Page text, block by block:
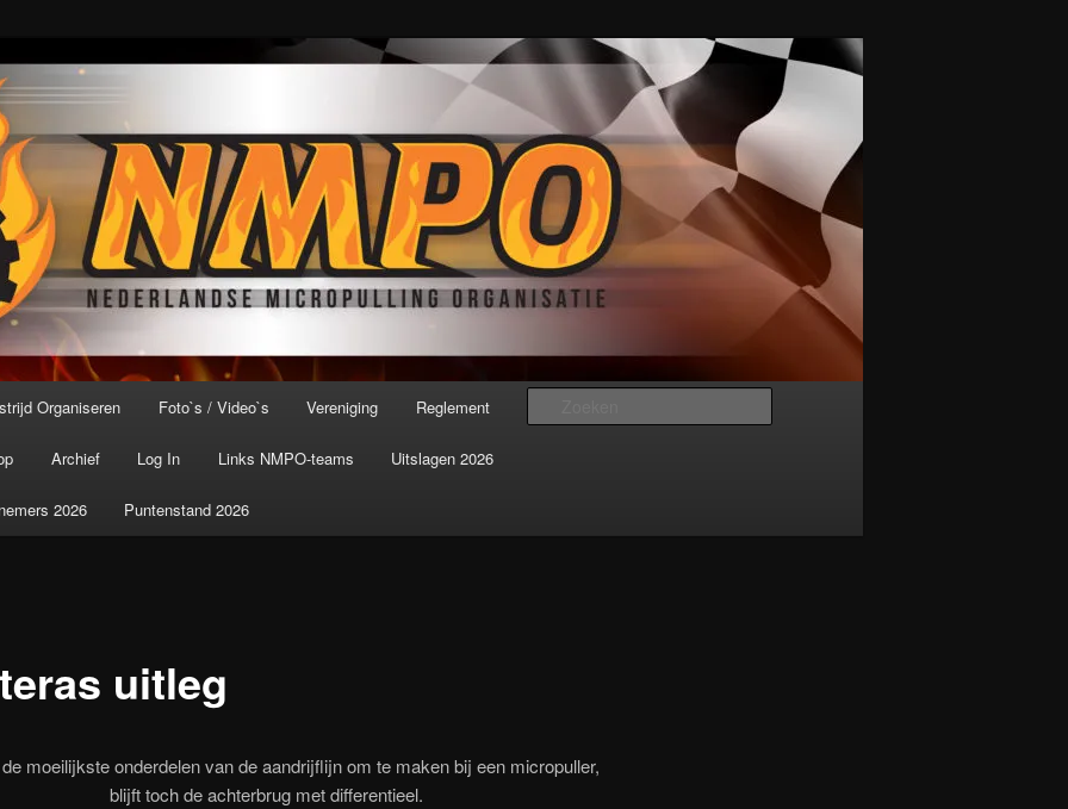
Organisatie
ter wereld!
Organiseren Foto`s / Video`s Vereniging Reglement
Archief Log In Links NMPO-teams Uitslagen 2026
2026 Puntenstand 2026
uitleg
moeilijkste onderdelen van de aandrijflijn om te maken bij een micropuller,
blijft toch de achterbrug met differentieel.